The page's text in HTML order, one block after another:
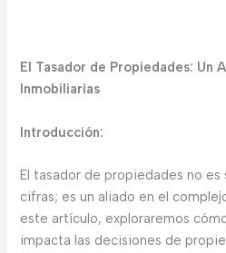
El Tasador de Propiedades: Un
Inmobiliarias
Introducción:
El tasador de propiedades no es
cifras; es un aliado en el
este artículo, exploraremos
impacta las decisiones de